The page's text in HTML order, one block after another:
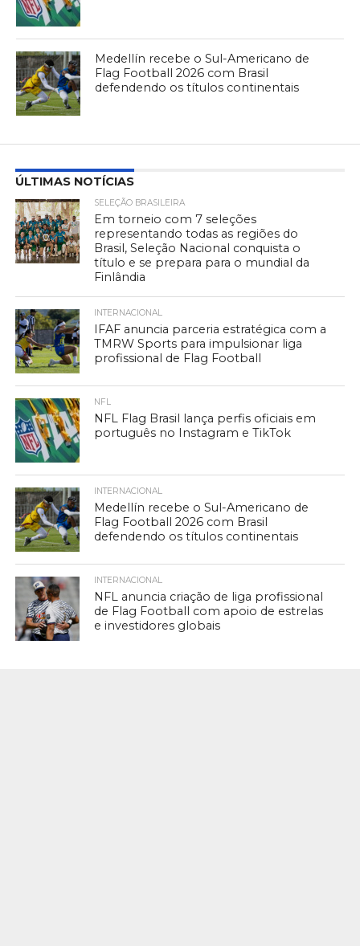
Medellín recebe o Sul-Americano de
Flag Football 2026 com Brasil
defendendo os títulos continentais
ÚLTIMAS NOTÍCIAS
SELEÇÃO BRASILEIRA
Em torneio com 7 seleções
representando todas as regiões do
Brasil, Seleção Nacional conquista o
título e se prepara para o mundial da
Finlândia
INTERNACIONAL
IFAF anuncia parceria estratégica com a
TMRW Sports para impulsionar liga
profissional de Flag Football
NFL
NFL Flag Brasil lança perfis oficiais em
português no Instagram e TikTok
INTERNACIONAL
Medellín recebe o Sul-Americano de
Flag Football 2026 com Brasil
defendendo os títulos continentais
INTERNACIONAL
NFL anuncia criação de liga profissional
de Flag Football com apoio de estrelas
e investidores globais